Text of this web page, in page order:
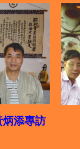
添專訪